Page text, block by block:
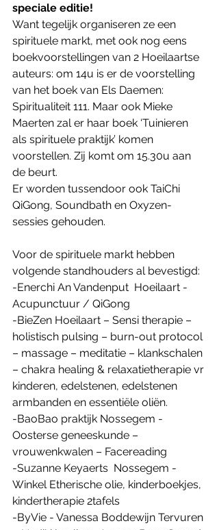
speciale editie!
Want tegelijk organiseren ze een
spirituele markt, met ook nog eens
boekvoorstellingen van 2 Hoeilaartse
auteurs: om 14u is er de voorstelling
van het boek van Els Daemen:
Spiritualiteit 111. Maar ook Mieke
Maerten zal er haar boek ‘Tuinieren
als spirituele praktijk’ komen
voorstellen. Zij komt om 15.30u aan
de beurt.
Er worden tussendoor ook TaiChi
QiGong, Soundbath en Oxyzen-
sessies gehouden.
Voor de spirituele markt hebben
volgende standhouders al bevestigd:
-Enerchi An Vandenput  Hoeilaart -
Acupunctuur / QiGong
-BieZen Hoeilaart – Sensi therapie –
holistisch pulsing – burn-out protocol
– massage – meditatie – klankschalen
– chakra healing & relaxatietherapie vr
kinderen, edelstenen, edelstenen
armbanden en essentiële oliën.
-BaoBao praktijk Nossegem -
Oosterse geneeskunde –
vrouwenkwalen – Facereading
-Suzanne Keyaerts  Nossegem -
Winkel Etherische olie, kinderboekjes,
kindertherapie 2tafels
-ByVie - Vanessa Boddewijn Tervuren